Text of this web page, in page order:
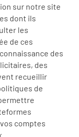
sur notre site
dont ils
les
de ces
des
des
recueillir
de
comptes